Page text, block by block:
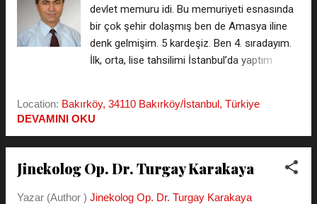
sürdürüyorum. 2011 yılında emekli olarak
devlete olan hizmetimi tamamladım.
Muayenehane faaliyetlerim ise devam
etmektedir. Evliyim 2 çocuğum var. Sayfa
devlet memuru idi. Bu memuriyeti esnasında
bir çok şehir dolaşmış ben de Amasya iline
denk gelmişim. 5 kardeşiz. Ben 4. sıradayım.
İlk, orta, lise tahsilimi İstanbul’da yaptım
yaptım ve burada bizleri yetiştiren birçoğu
hocamdan başlayarak rahmetle anıyorum.
Cerrahpaşa Tıp Fakultesinden mezun
olduktan sonra Uzmanlık sınavını da
kazanarak Şişli Etfal hastanesinde uzmanlık
Location: Bakırköy, 34110 Bakırköy/İstanbul, Türkiye
DEVAMINI OKU
Jinekolog Op. Dr. Turgay Karakaya
Yazar (Author ) Jinekolog Op. Dr. Turgay Karakaya